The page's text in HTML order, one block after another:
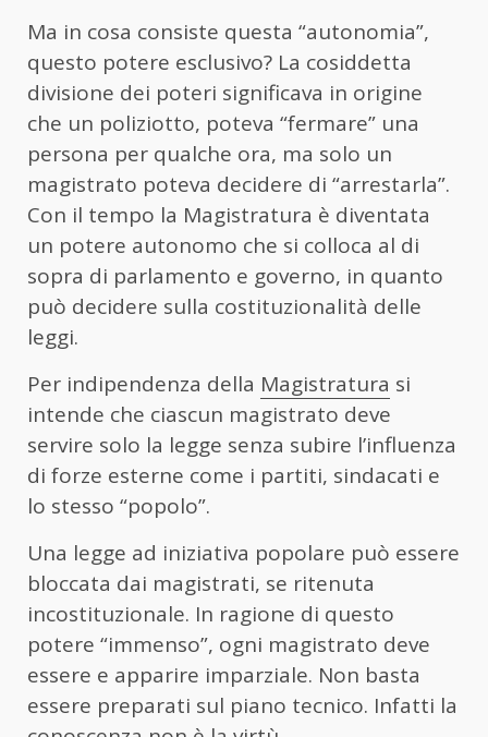
Ma in cosa consiste questa “autonomia”,
questo potere esclusivo? La cosiddetta
divisione dei poteri significava in origine
che un poliziotto, poteva “fermare” una
persona per qualche ora, ma solo un
magistrato poteva decidere di “arrestarla”.
Con il tempo la Magistratura è diventata
un potere autonomo che si colloca al di
sopra di parlamento e governo, in quanto
può decidere sulla costituzionalità delle
leggi.
Per indipendenza della Magistratura si
intende che ciascun magistrato deve
servire solo la legge senza subire l’influenza
di forze esterne come i partiti, sindacati e
lo stesso “popolo”.
Una legge ad iniziativa popolare può essere
bloccata dai magistrati, se ritenuta
incostituzionale. In ragione di questo
potere “immenso”, ogni magistrato deve
essere e apparire imparziale. Non basta
essere preparati sul piano tecnico. Infatti la